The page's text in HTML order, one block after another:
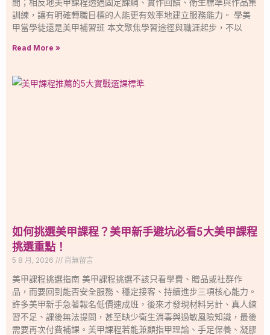
間；相反地美甲課程透過固定課綱、實作回饋、衛生標準與作品集
訓練，讓有明確轉職目標的人能更有效率地建立服務能力。 學美
甲當學徒還是美甲補習班 本文聚焦學習途徑與職涯起步，不以
Read More »
如何挑選美甲課程？美甲新手避坑必看5大美甲課程
挑選重點！
5 8 月, 2026 尚無留言
美甲課程挑選指南 美甲課程挑選不該只看學費、贈品或社群作
品，而要回到能否安全服務、穩定接客、持續進步三項核心能力。
許多美甲新手急著報名低價速成班，後來才發現材料另計、真人練
習不足、課後無法提問，甚至缺少衛生消毒與過敏風險知識，最後
需要再次付費補課。美甲課程若能兼顧指甲理論、手足保養、凝膠